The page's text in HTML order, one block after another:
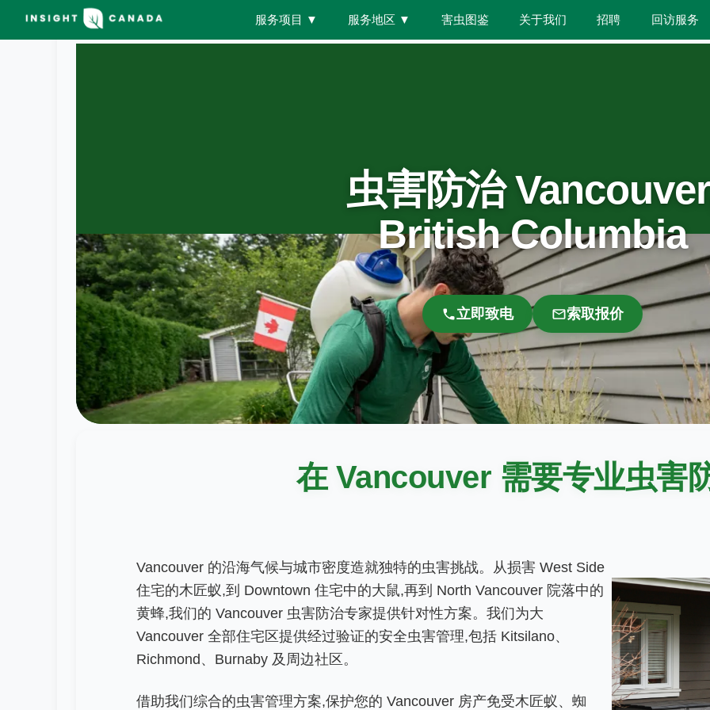
服务项目 ▼ 服务地区 ▼ 害虫图鉴 关于我们 招聘 回访服务
虫害防治
British Columbia
立即致电 索取报价
在 Vancouver 需要专业虫害
Vancouver 的沿海气候与城市密度造就独特的虫害挑战。从损害 West Side
住宅的木匠蚁,到 Downtown 住宅中的大鼠,再到 North Vancouver 院落中的
黄蜂,我们的 Vancouver 虫害防治专家提供针对性方案。我们为大
Vancouver 全部住宅区提供经过验证的安全虫害管理,包括 Kitsilano、
Richmond、Burnaby 及周边社区。
借助我们综合的虫害管理方案,保护您的 Vancouver 房产免受木匠蚁、蜘